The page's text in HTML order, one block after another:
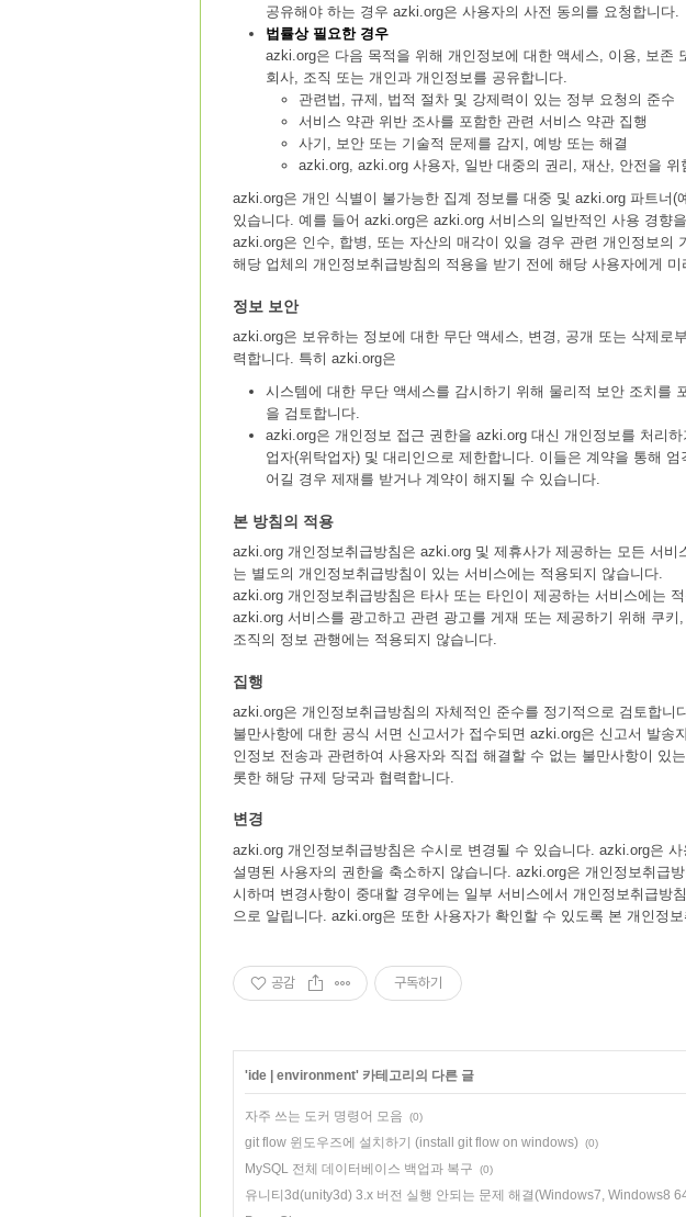
공유해야 하는 경우 azki.org은 사용자의 사전 동의를 요청합니다.
법률상 필요한 경우
azki.org은 다음 목적을 위해 개인정보에 대한 액세스, 이용, 보존
회사, 조직 또는 개인과 개인정보를 공유합니다.
관련법, 규제, 법적 절차 및 강제력이 있는 정부 요청의 준수
서비스 약관 위반 조사를 포함한 관련 서비스 약관 집행
사기, 보안 또는 기술적 문제를 감지, 예방 또는 해결
azki.org, azki.org 사용자, 일반 대중의 권리, 재산, 안전을 위
azki.org은 개인 식별이 불가능한 집계 정보를 대중 및 azki.org 파트너
있습니다. 예를 들어 azki.org은 azki.org 서비스의 일반적인 사용 경향
azki.org은 인수, 합병, 또는 자산의 매각이 있을 경우 관련 개인정보의
해당 업체의 개인정보취급방침의 적용을 받기 전에 해당 사용자에게 미
정보 보안
azki.org은 보유하는 정보에 대한 무단 액세스, 변경, 공개 또는 삭제로
력합니다. 특히 azki.org은
시스템에 대한 무단 액세스를 감시하기 위해 물리적 보안 조치를
을 검토합니다.
azki.org은 개인정보 접근 권한을 azki.org 대신 개인정보를 처리
업자(위탁업자) 및 대리인으로 제한합니다. 이들은 계약을 통해
어길 경우 제재를 받거나 계약이 해지될 수 있습니다.
본 방침의 적용
azki.org 개인정보취급방침은 azki.org 및 제휴사가 제공하는 모든 서
는 별도의 개인정보취급방침이 있는 서비스에는 적용되지 않습니다.
azki.org 개인정보취급방침은 타사 또는 타인이 제공하는 서비스에는
azki.org 서비스를 광고하고 관련 광고를 게재 또는 제공하기 위해 쿠
조직의 정보 관행에는 적용되지 않습니다.
집행
azki.org은 개인정보취급방침의 자체적인 준수를 정기적으로 검토합
불만사항에 대한 공식 서면 신고서가 접수되면 azki.org은 신고서 발송
인정보 전송과 관련하여 사용자와 직접 해결할 수 없는 불만사항이 있
롯한 해당 규제 당국과 협력합니다.
변경
azki.org 개인정보취급방침은 수시로 변경될 수 있습니다. azki.org은
설명된 사용자의 권한을 축소하지 않습니다. azki.org은 개인정보취급
시하며 변경사항이 중대할 경우에는 일부 서비스에서 개인정보취급방
으로 알립니다. azki.org은 또한 사용자가 확인할 수 있도록 본 개인정
공감 구독하기
'ide | environment' 카테고리의 다른 글
자주 쓰는 도커 명령어 모음 (0)
git flow 윈도우즈에 설치하기 (install git flow on windows) (0)
MySQL 전체 데이터베이스 백업과 복구 (0)
유니티3d(unity3d) 3.x 버전 실행 안되는 문제 해결(Windows7, Windows8